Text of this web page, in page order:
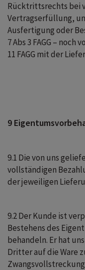
Rücktrittsrechts bei
Vertragserfüllung,
Ausfertigung oder
7 Abs 3 FAGG –
11 FAGG mit der
9
9.1 Die von uns
vollständigen
der jeweiligen
9.2 Der Kunde ist
Bestehens des
behandeln. Er hat
Dritter auf die Ware